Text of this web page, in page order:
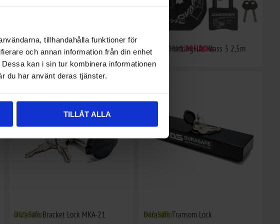
tillhandahålla funktioner för
och annan information från din enhet
kan i sin tur kombinera informationen
du har använt deras tjänster.
TILLÅT ALLA
ABUS Låsspray 50 ml
125,00 kr Låspaket kätting+lås Klass 3 2,5m
1.572,00 kr1.395,00 kr
DuraSafe Bracket Lock MKA-21
990,00 kr DuraSafe Transom Lock
345,00 kr